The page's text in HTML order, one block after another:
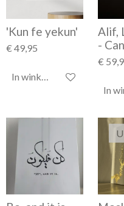
'Kun fe yekun'
€ 49,95
In winkelwagen
Alif,
-
€
In